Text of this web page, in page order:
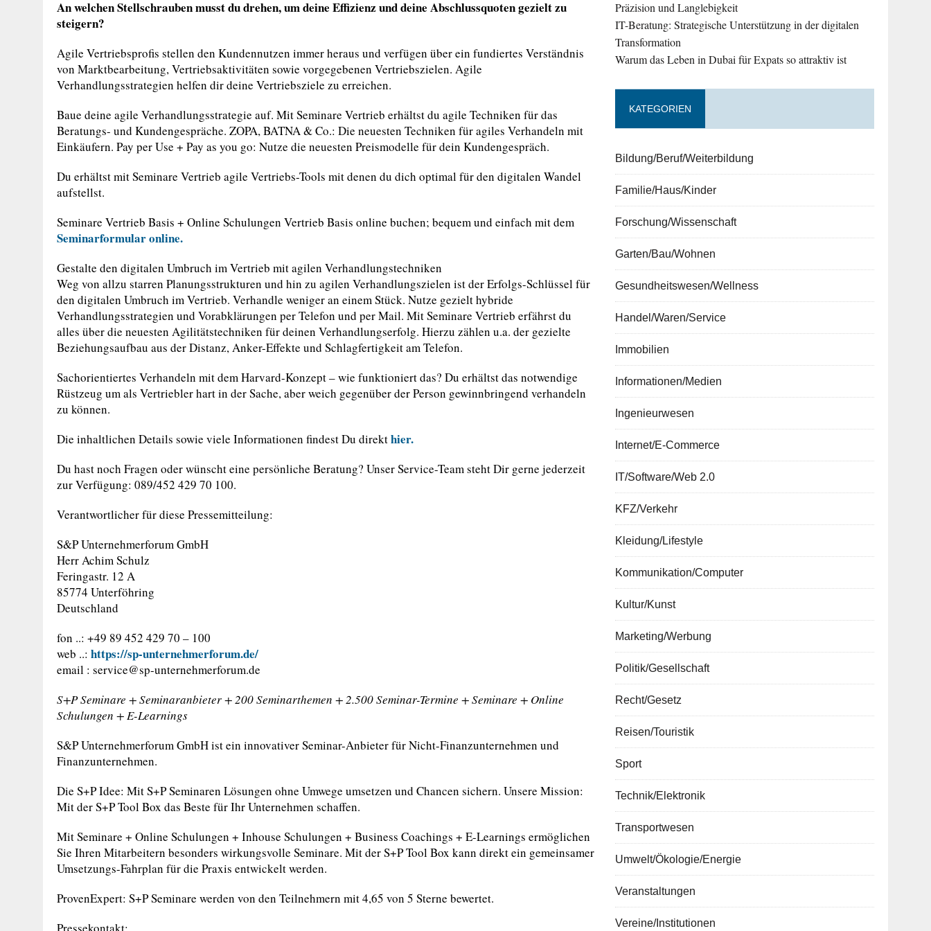
An welchen Stellschrauben musst du drehen, um deine Effizienz und deine Abschlussquoten gezielt zu
steigern?
Agile Vertriebsprofis stellen den Kundennutzen immer heraus und verfügen über ein fundiertes Verständnis
von Marktbearbeitung, Vertriebsaktivitäten sowie vorgegebenen Vertriebszielen. Agile
Verhandlungsstrategien helfen dir deine Vertriebsziele zu erreichen.
Baue deine agile Verhandlungsstrategie auf. Mit Seminare Vertrieb erhältst du agile Techniken für das
Beratungs- und Kundengespräche. ZOPA, BATNA & Co.: Die neuesten Techniken für agiles Verhandeln mit
Einkäufern. Pay per Use + Pay as you go: Nutze die neuesten Preismodelle für dein Kundengespräch.
Du erhältst mit Seminare Vertrieb agile Vertriebs-Tools mit denen du dich optimal für den digitalen Wandel
aufstellst.
Seminare Vertrieb Basis + Online Schulungen Vertrieb Basis online buchen; bequem und einfach mit dem
Seminarformular online.
Gestalte den digitalen Umbruch im Vertrieb mit agilen Verhandlungstechniken
Weg von allzu starren Planungsstrukturen und hin zu agilen Verhandlungszielen ist der Erfolgs-Schlüssel für
den digitalen Umbruch im Vertrieb. Verhandle weniger an einem Stück. Nutze gezielt hybride
Verhandlungsstrategien und Vorabklärungen per Telefon und per Mail. Mit Seminare Vertrieb erfährst du
alles über die neuesten Agilitätstechniken für deinen Verhandlungserfolg. Hierzu zählen u.a. der gezielte
Beziehungsaufbau aus der Distanz, Anker-Effekte und Schlagfertigkeit am Telefon.
Sachorientiertes Verhandeln mit dem Harvard-Konzept – wie funktioniert das? Du erhältst das notwendige
Rüstzeug um als Vertriebler hart in der Sache, aber weich gegenüber der Person gewinnbringend verhandeln
zu können.
Die inhaltlichen Details sowie viele Informationen findest Du direkthier.
Du hast noch Fragen oder wünscht eine persönliche Beratung? Unser Service-Team steht Dir gerne jederzeit
zur Verfügung: 089/452 429 70 100.
Verantwortlicher für diese Pressemitteilung:
S&P Unternehmerforum GmbH
Herr Achim Schulz
Feringastr. 12 A
85774 Unterföhring
Deutschland
fon ..: +49 89 452 429 70 – 100
web ..: https://sp-unternehmerforum.de/
email : service@sp-unternehmerforum.de
S+P Seminare + Seminaranbieter + 200 Seminarthemen + 2.500 Seminar-Termine + Seminare + Online
Schulungen + E-Learnings
S&P Unternehmerforum GmbH ist ein innovativer Seminar-Anbieter für Nicht-Finanzunternehmen und
Finanzunternehmen.
Die S+P Idee: Mit S+P Seminaren Lösungen ohne Umwege umsetzen und Chancen sichern. Unsere Mission:
Mit der S+P Tool Box das Beste für Ihr Unternehmen schaffen.
Mit Seminare + Online Schulungen + Inhouse Schulungen + Business Coachings + E-Learnings ermöglichen
Sie Ihren Mitarbeitern besonders wirkungsvolle Seminare. Mit der S+P Tool Box kann direkt ein gemeinsamer
Umsetzungs-Fahrplan für die Praxis entwickelt werden.
ProvenExpert: S+P Seminare werden von den Teilnehmern mit 4,65 von 5 Sterne bewertet.
Präzision und Langlebigkeit
IT-Beratung: Strategische Unterstützung in der digitalen
Transformation
Warum das Leben in Dubai für Expats so attraktiv ist
KATEGORIEN
Bildung/Beruf/Weiterbildung
Familie/Haus/Kinder
Forschung/Wissenschaft
Garten/Bau/Wohnen
Gesundheitswesen/Wellness
Handel/Waren/Service
Immobilien
Informationen/Medien
Ingenieurwesen
Internet/E-Commerce
IT/Software/Web 2.0
KFZ/Verkehr
Kleidung/Lifestyle
Kommunikation/Computer
Kultur/Kunst
Marketing/Werbung
Politik/Gesellschaft
Recht/Gesetz
Reisen/Touristik
Sport
Technik/Elektronik
Transportwesen
Umwelt/Ökologie/Energie
Veranstaltungen
Vereine/Institutionen